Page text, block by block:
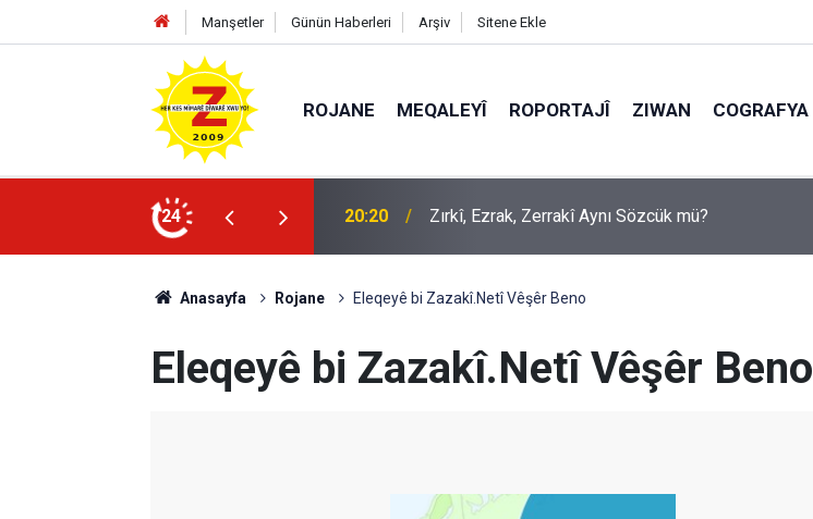
Manşetler Günün Haberleri Arşiv Sitene Ekle
ROJANE MEQALEYÎ ROPORTAJÎ ZIWAN COGRAFYA
24 09:56 Ji Zilma Partîzanan Nimûneyeka Piçûk
Anasayfa Rojane Eleqeyê bi Zazakî.Netî Vêşêr Beno
Eleqeyê bi Zazakî.Netî Vêşêr Beno